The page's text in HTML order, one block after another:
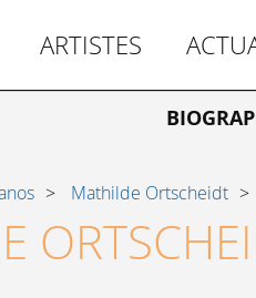
ARTISTES
Mathilde Ortscheidt